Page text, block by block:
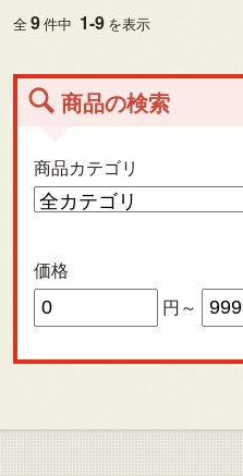
全9件中 1-9 を表示
商品の検索
商品カテゴリ
価格
円～